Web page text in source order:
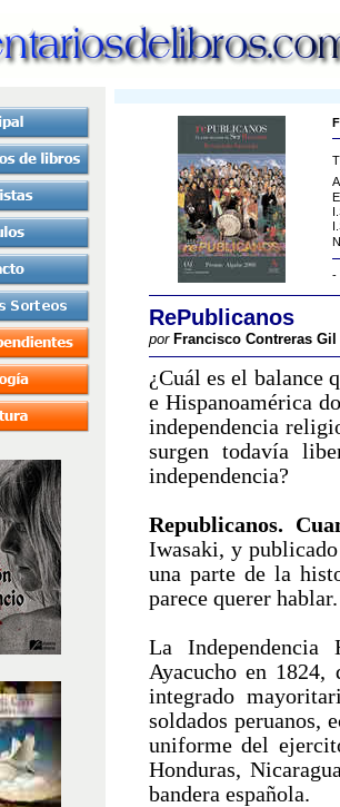
-
RePublicanos
por Francisco Contreras Gil
¿Cuál es el balance
e Hispanoamérica
independencia
surgen todavía
independencia?
Republicanos.
Iwasaki, y
una parte de la
parece querer hablar.
La Independencia
Ayacucho en
integrado
soldados peruanos,
uniforme del
Honduras,
bandera española.